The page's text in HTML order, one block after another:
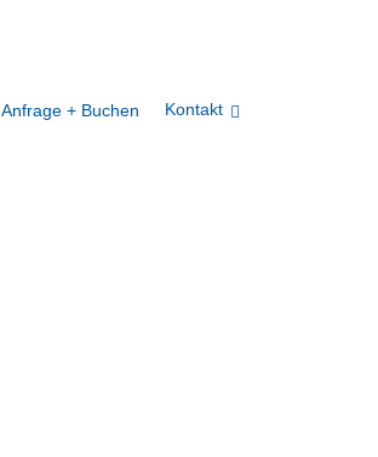
Anfrage + Buchen Kontakt